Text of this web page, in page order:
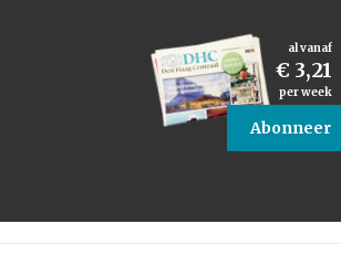
al vanaf
€ 3,21
per week
Abonneer